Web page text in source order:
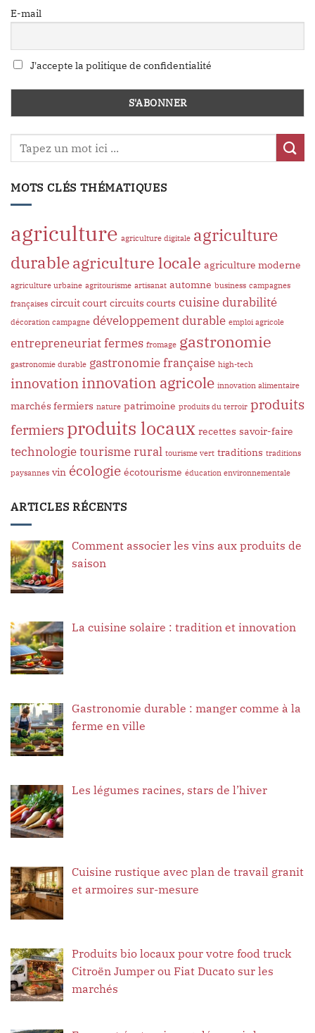
E-mail
J'accepte la politique de confidentialité
MOTS CLÉS THÉMATIQUES
agriculture agriculture digitale agriculture
durableagriculture locale agriculture moderne
agriculture urbaine agritourisme artisanat automne business campagnes
françaises circuit court circuits courts cuisinedurabilité
décoration campagne développement durable emploi agricole
entrepreneuriatfermes fromage gastronomie
gastronomie durable gastronomie française high-tech
innovation innovation agricole innovation alimentaire
marchés fermiers nature patrimoine produits du terroir produits
fermiers produits locaux recettes savoir-faire
technologietourisme rural tourisme vert traditions traditions
paysannes vin écologie écotourisme éducation environnementale
ARTICLES RÉCENTS
Comment associer les vins aux produits de
saison
La cuisine solaire : tradition et innovation
Gastronomie durable : manger comme à la
ferme en ville
Les légumes racines, stars de l’hiver
Cuisine rustique avec plan de travail granit
et armoires sur-mesure
Produits bio locaux pour votre food truck
Citroën Jumper ou Fiat Ducato sur les
marchés